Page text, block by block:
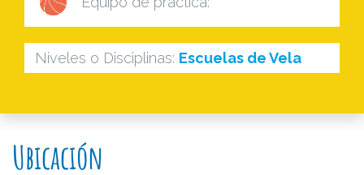
Niveles o Disciplinas: Escuelas de Vela
Ubicación